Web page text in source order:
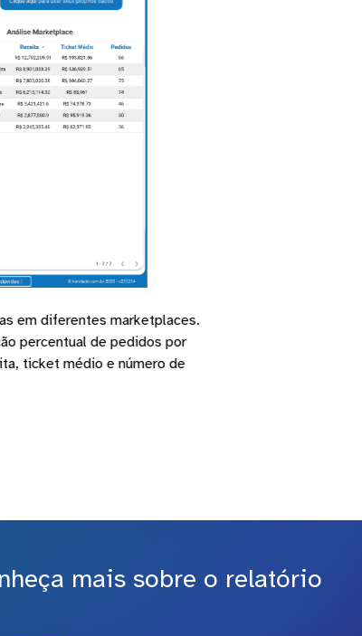
desempenho de vendas dos produtos. Esta página
e margem bruta, permitindo uma compreensão
mais sobre o relatório